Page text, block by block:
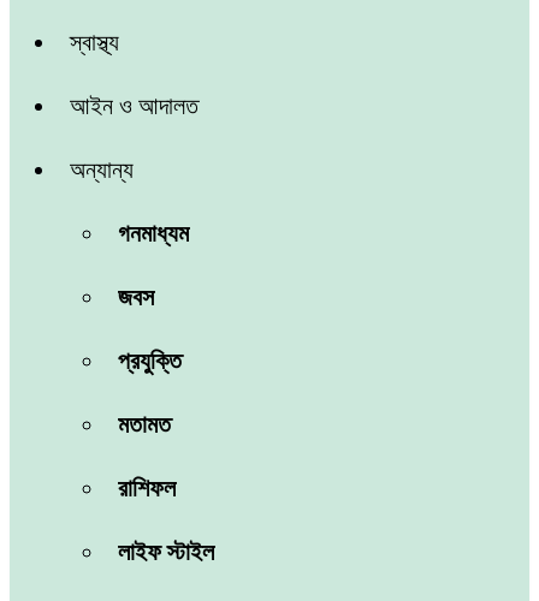
স্বাস্থ্য
আইন ও আদালত
অন্যান্য
গনমাধ্যম
জবস
প্রযুক্তি
মতামত
রাশিফল
লাইফ স্টাইল